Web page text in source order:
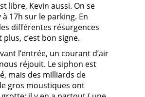
libre, Kevin aussi. On se
17h sur le parking. En
différentes résurgences
c’est bon signe.
l’entrée, un courant d’air
réjouit. Le siphon est
mais des milliards de
gros moustiques ont